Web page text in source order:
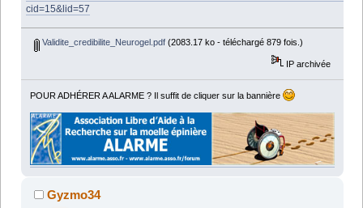
cid=15&lid=57
Validite_credibilite_Neurogel.pdf(2083.17 ko - téléchargé 879 fois.)
IP archivée
POUR ADHÉRER A ALARME ? Il suffit de cliquer sur la bannière
Gyzmo34